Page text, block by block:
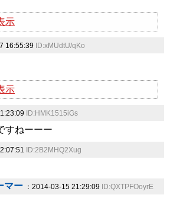
示
16:55:39 ID:xMUdtU/qKo
示
ID:HMK1515iGs
すねーーー
ID:2B2MHQ2Xug
マー ：2014-03-15 21:29:09 ID:QXTPFOoyrE